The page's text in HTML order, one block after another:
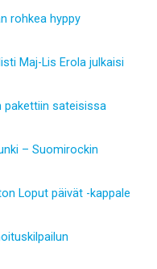
rohkea hyppy
Maj-Lis Erola julkaisi
pakettiin sateisissa
– Suomirockin
Loput päivät -kappale